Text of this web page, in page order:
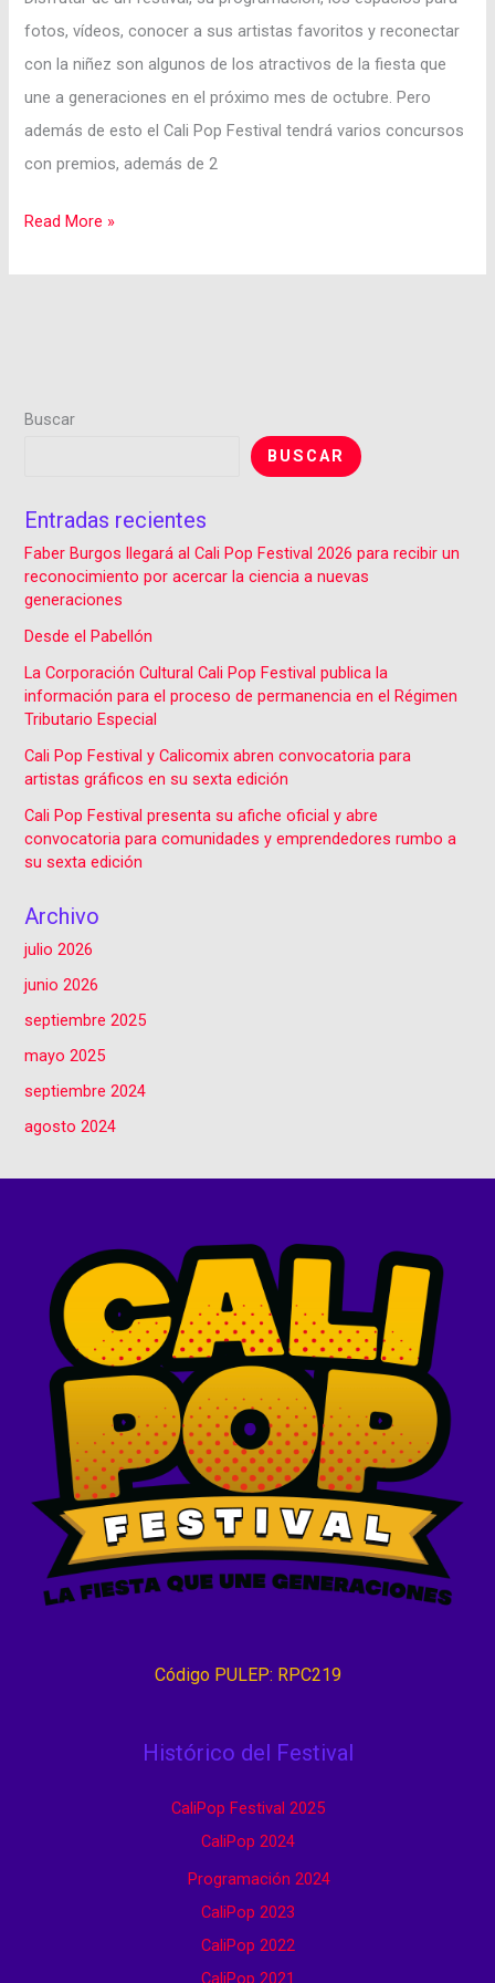
fotos, vídeos, conocer a sus artistas favoritos y reconectar
con la niñez son algunos de los atractivos de la fiesta que
une a generaciones en el próximo mes de octubre. Pero
además de esto el Cali Pop Festival tendrá varios concursos
con premios, además de 2
Read More »
Buscar
BUSCAR
Entradas recientes
Faber Burgos llegará al Cali Pop Festival 2026 para recibir un
reconocimiento por acercar la ciencia a nuevas
generaciones
Desde el Pabellón
La Corporación Cultural Cali Pop Festival publica la
información para el proceso de permanencia en el Régimen
Tributario Especial
Cali Pop Festival y Calicomix abren convocatoria para
artistas gráficos en su sexta edición
Cali Pop Festival presenta su afiche oficial y abre
convocatoria para comunidades y emprendedores rumbo a
su sexta edición
Archivo
julio 2026
junio 2026
septiembre 2025
mayo 2025
septiembre 2024
agosto 2024
Código PULEP: RPC219
Histórico del Festival
CaliPop Festival 2025
CaliPop 2024
Programación 2024
CaliPop 2023
CaliPop 2022
CaliPop 2021